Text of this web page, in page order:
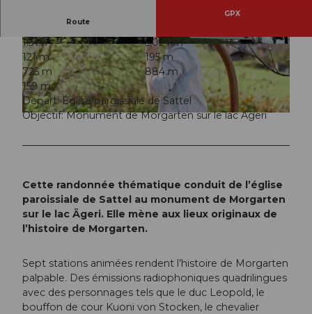
© Dario Schuler, Wiege der Schweiz | CC-BY
© Schwyz Tourismus, Picasa © Schwyz Tourismus
Route
GPX
1:31 h
5,02 km
121 m
195 m
725 m
884 m
159 m
Départ: Église paroissiale de Sattel
Objectif: Monument de Morgarten sur le lac Ägeri
Cette randonnée thématique conduit de l’église
paroissiale de Sattel au monument de Morgarten
sur le lac Ägeri. Elle mène aux lieux originaux de
l’histoire de Morgarten.
Sept stations animées rendent l’histoire de Morgarten
palpable. Des émissions radiophoniques quadrilingues
avec des personnages tels que le duc Leopold, le
bouffon de cour Kuoni von Stocken, le chevalier